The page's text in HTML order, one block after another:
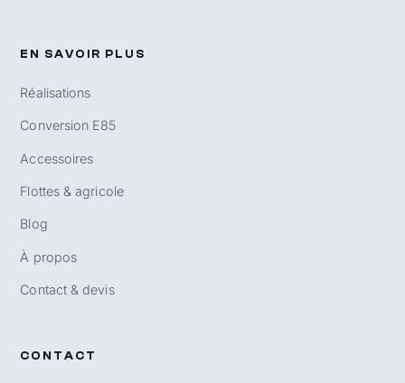
EN SAVOIR PLUS
Réalisations
Conversion E85
Accessoires
Flottes & agricole
Blog
À propos
Contact & devis
CONTACT